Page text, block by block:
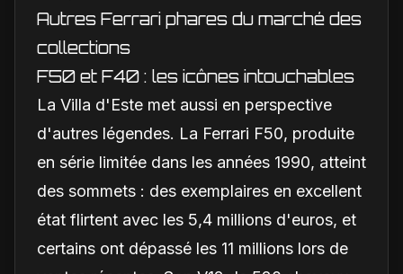
Autres Ferrari phares du marché des
collections
F50 et F40 : les icônes intouchables
La Villa d'Este met aussi en perspective
d'autres légendes. La Ferrari F50, produite
en série limitée dans les années 1990, atteint
des sommets : des exemplaires en excellent
état flirtent avec les 5,4 millions d'euros, et
certains ont dépassé les 11 millions lors de